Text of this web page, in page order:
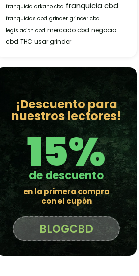
franquicia arkano cbd franquicia cbd
franquicias cbd grinder grinder cbd
legislacion cbd mercado cbd negocio
cbd THC usar grinder
¡Descuento para
nuestros lectores!
15%
de descuento
en la primera compra
con el cupón
BLOGCBD